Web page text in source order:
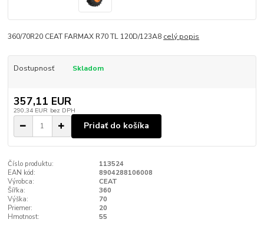
360/70R20 CEAT FARMAX R70 TL 120D/123A8 celý popis
Dostupnosť Skladom
357,11 EUR
290,34 EUR bez DPH
Pridať do košíka
Číslo produktu:
113524
EAN kód:
8904288106008
Výrobca:
CEAT
Šířka:
360
Výška:
70
Priemer:
20
Hmotnost:
55